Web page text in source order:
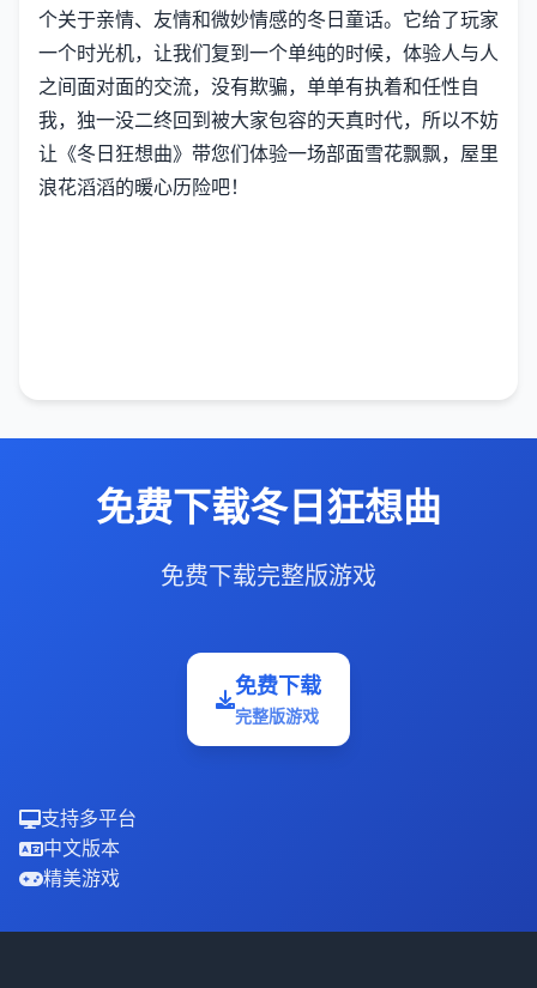
个关于亲情、友情和微妙情感的冬日童话。它给了玩家
一个时光机，让我们复到一个单纯的时候，体验人与人
之间面对面的交流，没有欺骗，单单有执着和任性自
我，独一没二终回到被大家包容的天真时代，所以不妨
让《冬日狂想曲》带您们体验一场​​部面雪花飘飘，屋里
浪花滔滔​​的暖心历险吧！
免费下载冬日狂想曲
免费下载完整版游戏
免费下载
完整版游戏
支持多平台
中文版本
精美游戏